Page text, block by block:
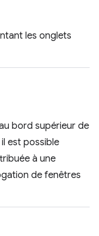
les onglets
bord supérieur de
est possible
à une
de fenêtres